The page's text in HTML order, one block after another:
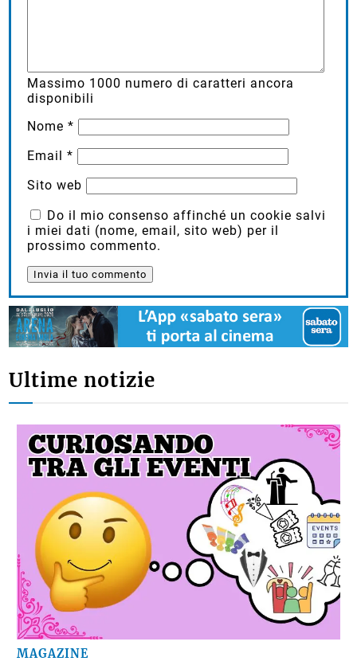
Massimo 1000 numero di caratteri ancora
disponibili
Nome*
Email*
Sito web
Do il mio consenso affinché un cookie salvi
i miei dati (nome, email, sito web) per il
prossimo commento.
Ultime notizie
MAGAZINE